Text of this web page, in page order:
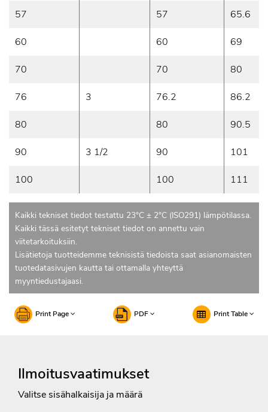
57 57 65.6
60 60 69
70 70 80
76 3 76.2 86.2
80 80 90.5
90 3 1/2 90 101
100 100 111
Kaikki tekniset tiedot testattu 23°C ± 2°C (ISO291) lämpötilassa.
Kaikki tässä esitetyt tekniset tiedot on annettu vain
viitetarkoituksiin.
Lisätietoja tuotteidemme teknisistä tiedoista saat asianomaisten
tuotedatasivujen kautta tai ottamalla yhteyttä
myyntiedustajaasi.
Print Page PDF Print Table
Ilmoitusvaatimukset
Valitse sisähalkaisija ja määrä